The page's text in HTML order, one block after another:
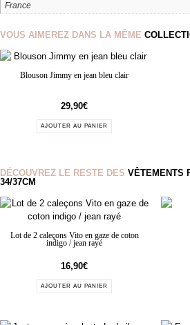
France
VOUS AIMEREZ DANS LA MÊME
Blouson Jimmy en jean bleu clair
29,90€
AJOUTER AU PANIER
DÉCOUVREZ LE RESTE DES VÊTEMENTS
34/37CM
Lot de 2 caleçons Vito en gaze de coton
indigo / jean rayé
16,90€
AJOUTER AU PANIER